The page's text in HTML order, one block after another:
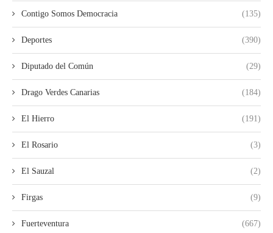
Contigo Somos Democracia (135)
Deportes (390)
Diputado del Común (29)
Drago Verdes Canarias (184)
El Hierro (191)
El Rosario (3)
El Sauzal (2)
Firgas (9)
Fuerteventura (667)